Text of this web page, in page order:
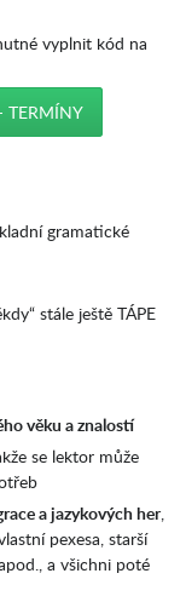
vyplnit kód na
TERMÍNY
gramatické
stále ještě TÁPE
věku a znalostí
se lektor může
a jazykových her,
pexesa, starší
a všichni poté